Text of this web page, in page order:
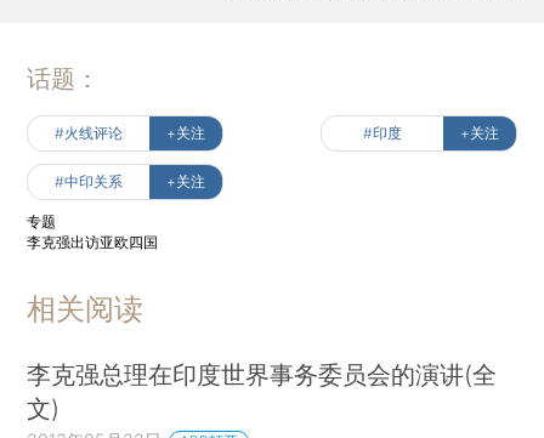
话题：
#火线评论 +关注 #印度 +关注
#中印关系 +关注
专题
李克强出访亚欧四国
相关阅读
李克强总理在印度世界事务委员会的演讲(全
文)